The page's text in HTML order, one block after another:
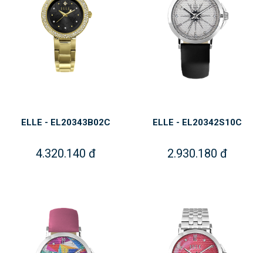
ELLE - EL20343B02C
4.320.140 đ
ELLE - EL20342S10C
2.930.180 đ